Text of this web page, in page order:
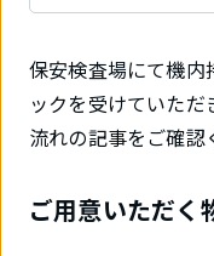
保安検査場にて機内
ックを受けていた
流れの記事をご確認
ご用意いただく